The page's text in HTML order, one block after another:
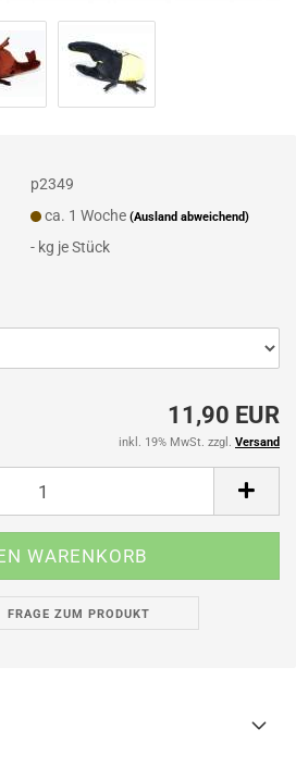
p2349
ca. 1 Woche(Ausland abweichend)
- kg je Stück
11,90 EUR
inkl. 19% MwSt. zzgl. Versand
FRAGE ZUM PRODUKT